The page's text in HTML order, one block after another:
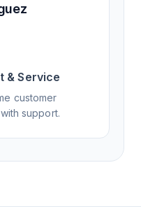
& Service
customer
support.